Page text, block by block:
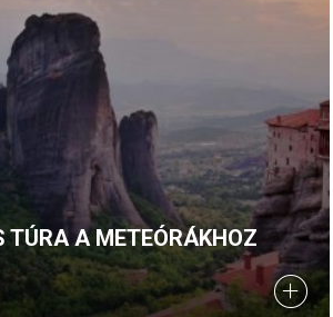
KIRÁNDULÁS DÉL-
BARI & ALBEROBELLO